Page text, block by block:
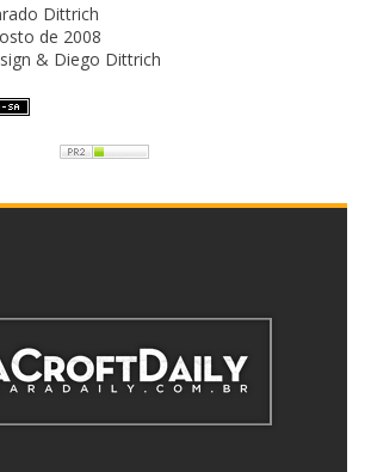
Dittrich
de 2008
& Diego Dittrich